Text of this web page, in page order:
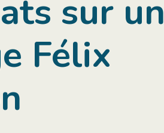
sur un
Félix